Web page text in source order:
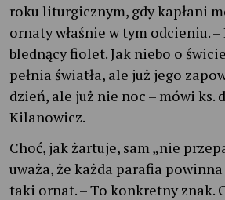
roku liturgicznym, gdy kapłani
ornaty właśnie w tym odcieniu.
blednący fiolet. Jak niebo o
pełnia światła, ale już jego
dzień, ale już nie noc – mówi ks.
Kilanowicz.
Choć, jak żartuje, sam „nie
uważa, że każda parafia
taki ornat. – To konkretny znak.